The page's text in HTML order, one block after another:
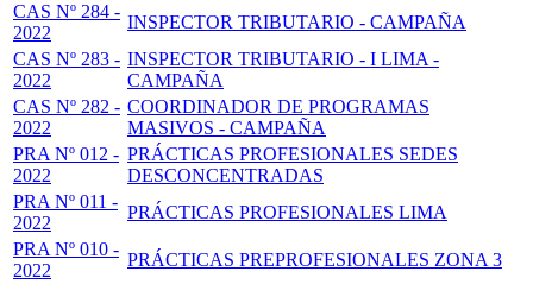
CAS Nº 284 -
2022
INSPECTOR TRIBUTARIO - CAMPAÑA
CAS Nº 283 -
2022
INSPECTOR TRIBUTARIO - I LIMA -
CAMPAÑA
CAS Nº 282 -
2022
COORDINADOR DE PROGRAMAS
MASIVOS - CAMPAÑA
PRA Nº 012 -
2022
PRÁCTICAS PROFESIONALES SEDES
DESCONCENTRADAS
PRA Nº 011 -
2022
PRÁCTICAS PROFESIONALES LIMA
PRA Nº 010 -
2022
PRÁCTICAS PREPROFESIONALES ZONA 3